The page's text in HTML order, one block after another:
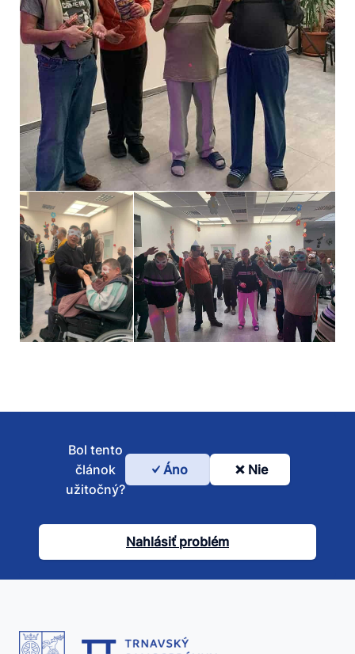
Bol
článok
užitočný?
Bol tento
článok
užitočný?
Áno Nie
Nahlásiť problém